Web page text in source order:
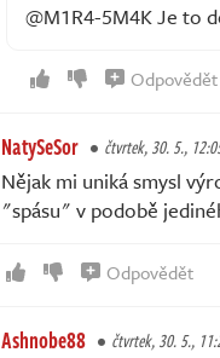
@M1R4-5M4K Je to
Odpovědět
NatySeSor čtvrtek, 30. 5.,
Nějak mi uniká smysl
"spásu" v podobě
Odpovědět
Ashnobe88 čtvrtek, 30. 5.,